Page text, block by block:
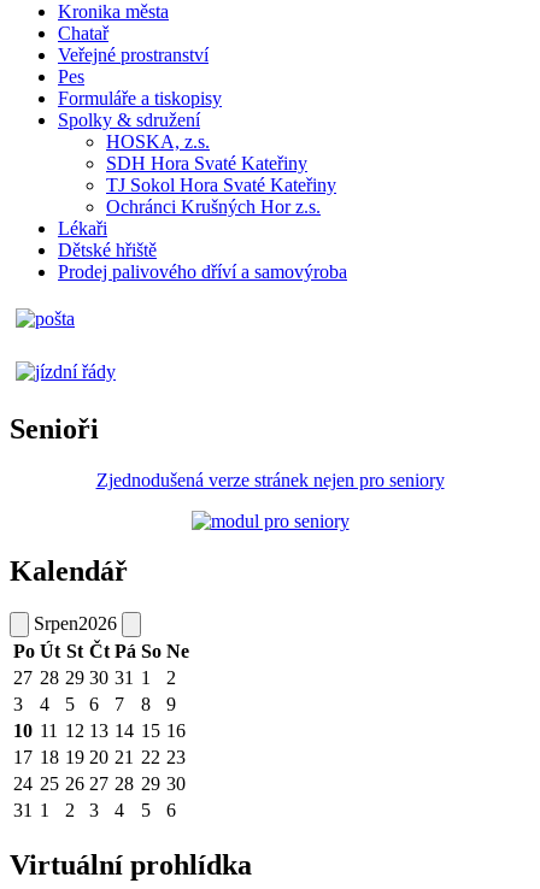
Kronika města
Chatař
Veřejné prostranství
Pes
Formuláře a tiskopisy
Spolky & sdružení
HOSKA, z.s.
SDH Hora Svaté Kateřiny
TJ Sokol Hora Svaté Kateřiny
Ochránci Krušných Hor z.s.
Lékaři
Dětské hřiště
Prodej palivového dříví a samovýroba
Senioři
Zjednodušená verze stránek nejen pro seniory
Kalendář
Srpen2026
Po Út St Čt Pá So Ne
27 28 29 30 31 1
2
3
4 5 6 7 8
9
10 11 12 13 14 15 16
17 18 19 20 21 22 23
24 25 26 27 28 29 30
31 1 2 3 4 5 6
Virtuální prohlídka